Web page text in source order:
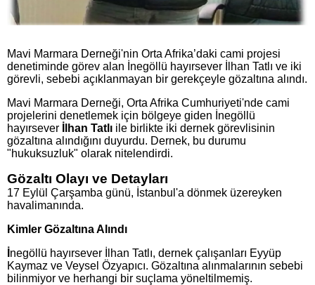
Mavi Marmara Derneği'nin Orta Afrika’daki cami projesi
denetiminde görev alan İnegöllü hayırsever İlhan Tatlı ve iki
görevli, sebebi açıklanmayan bir gerekçeyle gözaltına alındı.
Mavi Marmara Derneği, Orta Afrika Cumhuriyeti'nde cami
projelerini denetlemek için bölgeye giden İnegöllü
hayırsever
İlhan Tatlı ile birlikte iki dernek görevlisinin
gözaltına alındığını duyurdu. Dernek, bu durumu
"hukuksuzluk" olarak nitelendirdi.
Gözaltı Olayı ve Detayları
17 Eylül Çarşamba günü, İstanbul'a dönmek üzereyken
havalimanında.
Kimler Gözaltına Alındı
negöllü hayırsever İlhan Tatlı, dernek çalışanları Eyyüp
Kaymaz ve Veysel Özyapıcı. Gözaltına alınmalarının sebebi
bilinmiyor ve herhangi bir suçlama yöneltilmemiş.